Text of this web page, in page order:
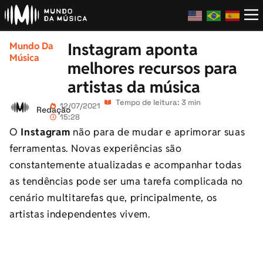
Mundo Da
Música
Instagram aponta
melhores recursos para
artistas da música
Redação12/07/2021
15:28
Tempo de leitura: 3 min
O Instagram não para de mudar e aprimorar suas
ferramentas. Novas experiências são
constantemente atualizadas e acompanhar todas
as tendências pode ser uma tarefa complicada no
cenário multitarefas que, principalmente, os
artistas independentes vivem.